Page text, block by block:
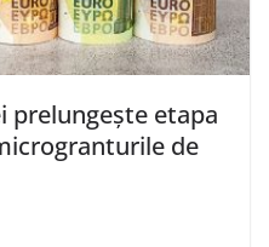
prelungeşte etapa
de